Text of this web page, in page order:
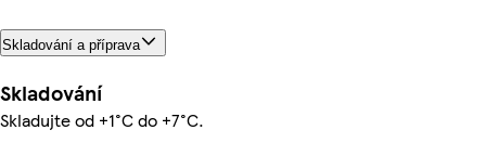
Skladování a příprava
Skladování
Skladujte od +1°C do +7°C.